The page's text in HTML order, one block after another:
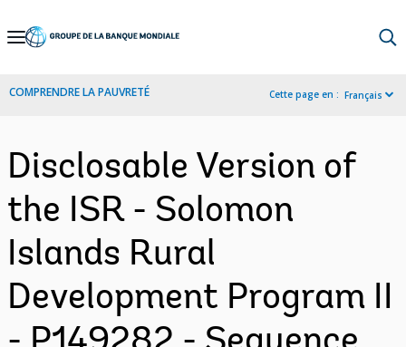
Skip
Navigation
COMPRENDRE LA PAUVRETÉ Cette page en : Français
Disclosable Version of
the ISR - Solomon
Islands Rural
Development Program II